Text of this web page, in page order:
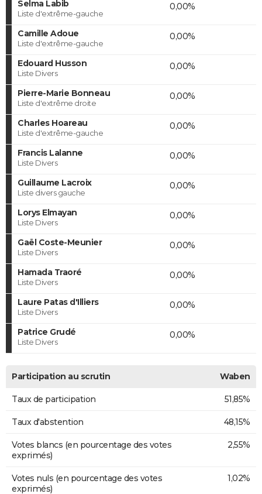
Selma Labib
Liste d'extrême-gauche
0,00%
Camille Adoue
Liste d'extrême-gauche
0,00%
Edouard Husson
Liste Divers
0,00%
Pierre-Marie Bonneau
Liste d'extrême droite
0,00%
Charles Hoareau
Liste d'extrême-gauche
0,00%
Francis Lalanne
Liste Divers
0,00%
Guillaume Lacroix
Liste divers gauche
0,00%
Lorys Elmayan
Liste Divers
0,00%
Gaël Coste-Meunier
Liste Divers
0,00%
Hamada Traoré
Liste Divers
0,00%
Laure Patas d'Illiers
Liste Divers
0,00%
Patrice Grudé
Liste Divers
0,00%
Participation au scrutin Waben
Taux de participation 51,85%
Taux d'abstention 48,15%
Votes blancs (en pourcentage des votes
exprimés)
2,55%
Votes nuls (en pourcentage des votes
exprimés)
1,02%